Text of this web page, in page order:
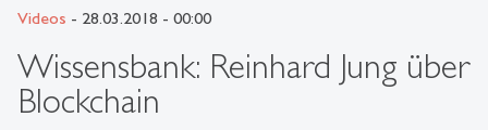
Videos - 28.03.2018 - 00:00
Wissensbank: Reinhard Jung über
Blockchain